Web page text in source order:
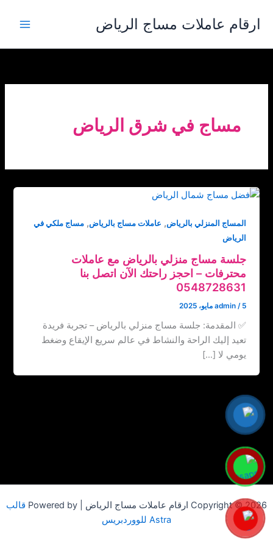
المحتوى
ارقام عاملات مساج الرياض
مساج في شرق الرياض
المساج المنزلي بالرياض, عاملات مساج بالرياض,مساج ملكي في
الرياض
جلسة مساج منزلي بالرياض مع عاملات
محترفات – احجز راحتك الآن اتصل بنا
admin / 5 مايو، 2025
✅ المقدمة: جلسة مساج منزلي بالرياض – تجربة فريدة
تعيد إليك الراحة والنشاط في عالم سريع الإيقاع وضغط
يومي لا […]
Copyright © 2026 ارقام عاملات مساج الرياض | Powered by
قالب
Astra للووردبريس